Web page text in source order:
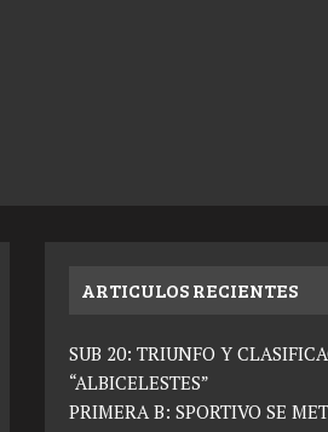
ARTICULOS RECIENTES
SUB 20: TRIUNFO Y
“ALBICELESTES”
PRIMERA B: SPORTIVO SE